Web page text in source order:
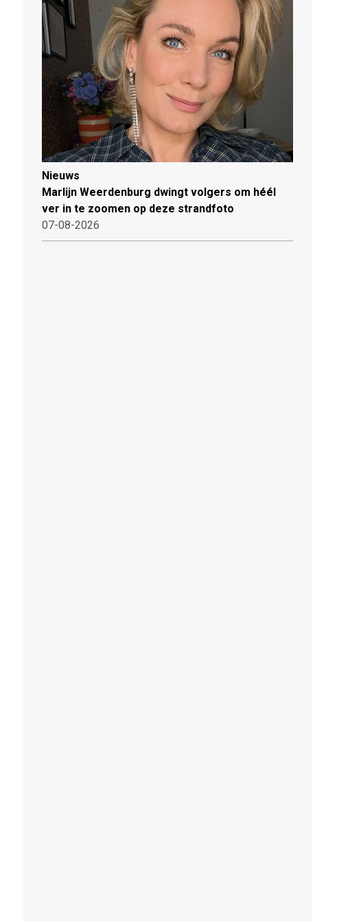
Nieuws
Marlijn Weerdenburg dwingt volgers om héél
ver in te zoomen op deze strandfoto
07-08-2026